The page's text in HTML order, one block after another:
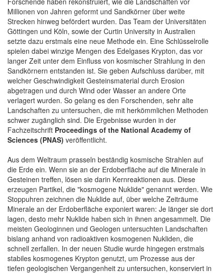
Millionen von Jahren geformt und Sandkörner über weite
Strecken hinweg befördert wurden. Das Team der Universitäten
Göttingen und Köln, sowie der Curtin University in Australien
setzte dazu erstmals eine neue Methode ein. Eine Schlüsselrolle
spielen dabei winzige Mengen des Edelgases Krypton, das vor
langer Zeit unter dem Einfluss von kosmischer Strahlung in den
Sandkörnern entstanden ist. Sie geben Aufschluss darüber, mit
welcher Geschwindigkeit Gesteinsmaterial durch Erosion
abgetragen und durch Wind oder Wasser an andere Orte
verlagert wurden. So gelang es den Forschenden, sehr alte
Landschaften zu untersuchen, die mit herkömmlichen Methoden
schwer zugänglich sind. Die Ergebnisse wurden in der
Fachzeitschrift Proceedings of the National Academy of
Sciences (PNAS) veröffentlicht.
Aus dem Weltraum prasseln beständig kosmische Strahlen auf
die Erde ein. Wenn sie an der Erdoberfläche auf die Minerale in
Gesteinen treffen, lösen sie darin Kernreaktionen aus. Diese
erzeugen Partikel, die "kosmogene Nuklide" genannt werden. Wie
Stoppuhren zeichnen die Nuklide auf, über welche Zeiträume
Minerale an der Erdoberfläche exponiert waren: Je länger sie dort
lagen, desto mehr Nuklide haben sich in ihnen angesammelt. Die
meisten Geologinnen und Geologen untersuchten Landschaften
bislang anhand von radioaktiven kosmogenen Nukliden, die
schnell zerfallen. In der neuen Studie wurde hingegen erstmals
stabiles kosmogenes Krypton genutzt, um Prozesse aus der
tiefen geologischen Vergangenheit zu untersuchen, konserviert in